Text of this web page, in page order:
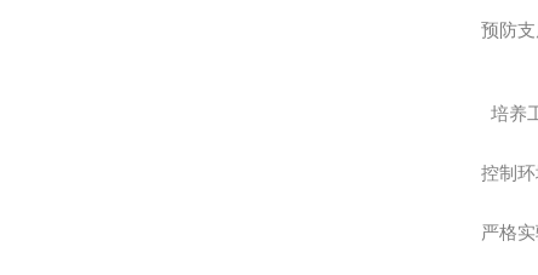
预防支
培养
控制
严格